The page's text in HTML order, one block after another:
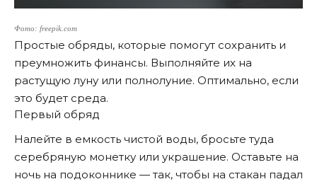
Фото: freepik.com
Простые обряды, которые помогут сохранить и
преумножить финансы. Выполняйте их на
растущую луну или полнолуние. Оптимально, если
это будет среда.
Первый обряд
Налейте в емкость чистой воды, бросьте туда
серебряную монетку или украшение. Оставьте на
ночь на подоконнике — так, чтобы на стакан падал